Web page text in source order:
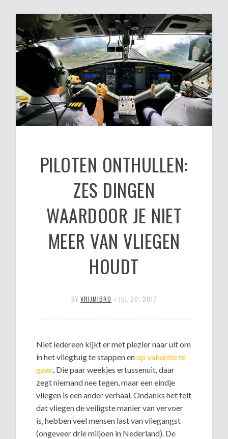
PILOTEN ONTHULLEN:
ZES DINGEN
WAARDOOR JE NIET
MEER VAN VLIEGEN
HOUDT
BY VRIJMIBRO • JUL 20, 2017
Niet iedereen kijkt er met plezier naar uit om
in het vliegtuig te stappen enop vakantie te
gaan. Die paar weekjes ertussenuit, daar
zegt niemand nee tegen, maar een eindje
vliegen is een ander verhaal. Ondanks het feit
dat vliegen de veiligste manier van vervoer
is, hebben veel mensen last van vliegangst
(ongeveer drie miljoen in Nederland). De